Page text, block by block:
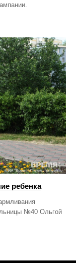
ребенка
№40 Ольгой